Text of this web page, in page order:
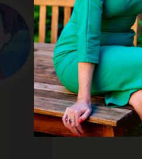
Snakker rigtig
mig på Twitter
spilnyheder,
Posts by Mikkel Winther